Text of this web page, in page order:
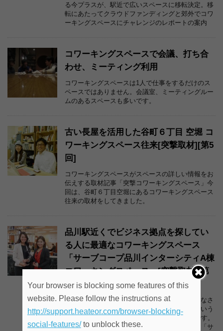
る今プラスが、駅近で広いスペースに移転決定。移
転にあたってクラウドファンディングと郊外でコワ
ーキングスペースにチャレンジのレポートの案内
コワーキングスペースで会議、打ち合
わせ、ミーティング利用
コワーキングスペースは1人で仕事をするだけのス
ペースではありません。会議室、ミーティングルー
ムのあるスペースも多いです。
古い長屋を活用した谷町６丁目 空堀 コ
ワーキングスペース往来[突撃取材][第5
回]
コワーキングスペースがスペースの詳しい情報をお
伝えする取材記事「突撃コワーキングスペース」今
回は、谷町６丁目空堀にあるコワーキングスペース
往来の取材をしてきました。
品川駅近くでビジネス拠点を探してい
る人に最適なコワーキングスペース
「サーブコープ品川インターシティA棟
コワーキングスペース」[突撃取材][第
50回]
掲載中のコワーキングスペースを取材して、みなさ
んにコワーキングスペースの様子を伝えようという
企画「突撃コワーキングスペース」の第50回です。
今回、取材したのは品川インターシティにある「サ
Your browser is blocking some features of this
website. Please follow the instructions at
http://support.heateor.com/browser-blocking-
social-features/to unblock these.